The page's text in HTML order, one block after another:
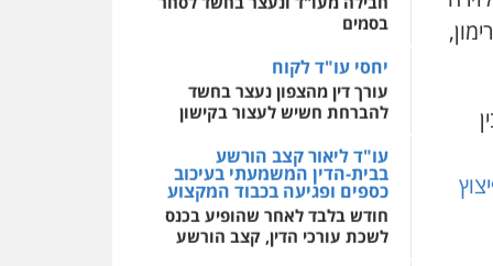
0544500346
בסמים
יחסי עו"ד לקוח
עורך דין מהצפון נעצר בחשד
להברחת חשיש לעצור בקישון
עו"ד ליאור קצב הורשע
בבית-הדין המשמעתי בעיכוב
כספים ופגיעה בכבוד המקצוע
חודש בלבד לאחר שהופיע בכנס
לשכת עורכי הדין, קצב הורשע